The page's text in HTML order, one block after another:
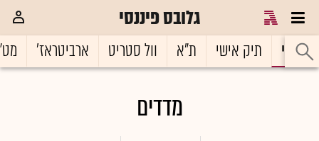
גלובס פיננסי
ראשי תיק אישי ת"א וול סטריט ארביטראז'
מדדים